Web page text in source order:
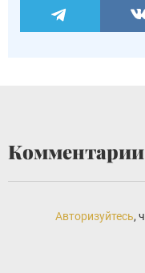
Комментарии
Авторизуйтесь,